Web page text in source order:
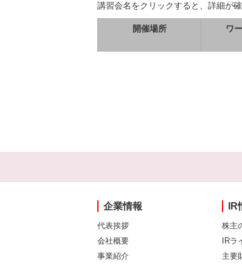
講習会名をクリックすると、詳細が
開催場所 ワ
企業情報
代表挨拶
会社概要
事業紹介
株主
IRラ
主要